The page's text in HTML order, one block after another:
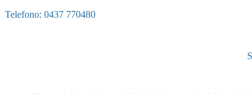
Telefono: 0437 770480